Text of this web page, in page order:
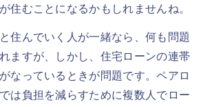
住むことになるかもしれませんね。
住んでいく人が一緒なら、何も問題
ますが、しかし、住宅ローンの連帯
なっているときが問題です。ペアロ
は負担を減らすために複数人でロー